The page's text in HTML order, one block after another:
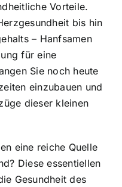
Vorteile.
bis hin
– Hanfsamen
für eine
Sie noch heute
einzubauen und
dieser kleinen
eine reiche Quelle
Diese essentiellen
Gesundheit des